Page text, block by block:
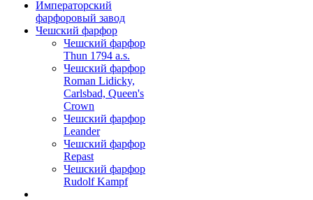
Императорский
фарфоровый завод
Чешский фарфор
Чешский фарфор
Thun 1794 a.s.
Чешский фарфор
Roman Lidicky,
Carlsbad, Queen's
Crown
Чешский фарфор
Leander
Чешский фарфор
Repast
Чешский фарфор
Rudolf Kampf